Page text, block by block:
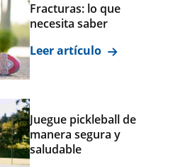
Fracturas: lo que
necesita saber
Leer artículo
Juegue pickleball de
manera segura y
saludable